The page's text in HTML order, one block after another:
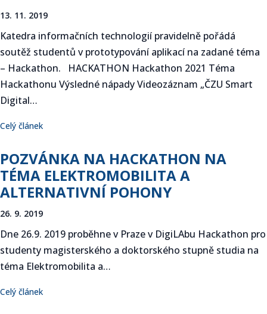
13. 11. 2019
Katedra informačních technologií pravidelně pořádá
soutěž studentů v prototypování aplikací na zadané téma
– Hackathon. HACKATHON Hackathon 2021 Téma
Hackathonu Výsledné nápady Videozáznam „ČZU Smart
Digital…
Celý článek
POZVÁNKA NA HACKATHON NA
TÉMA ELEKTROMOBILITA A
ALTERNATIVNÍ POHONY
26. 9. 2019
Dne 26.9. 2019 proběhne v Praze v DigiLAbu Hackathon pro
studenty magisterského a doktorského stupně studia na
téma Elektromobilita a…
Celý článek